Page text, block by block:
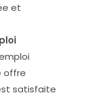
et
offre
satisfaite